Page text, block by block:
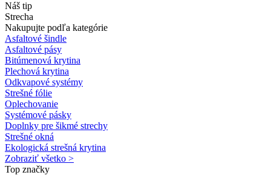
Náš tip
Strecha
Nakupujte podľa kategórie
Asfaltové šindle
Asfaltové pásy
Bitúmenová krytina
Plechová krytina
Odkvapové systémy
Strešné fólie
Oplechovanie
Systémové pásky
Doplnky pre šikmé strechy
Strešné okná
Ekologická strešná krytina
Zobraziť všetko >
Top značky